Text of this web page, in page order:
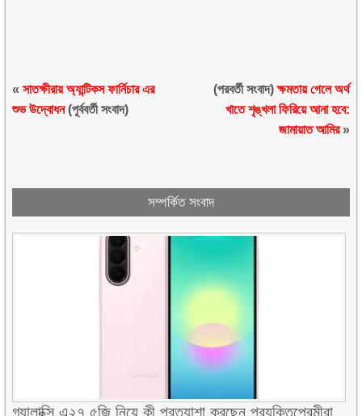
«সাতক্ষীরায় অ্যান্টিকস ফার্নিচার এর
শুভ উদ্বোধন(পূর্ববর্তী সংবাদ)
(পরবর্তী সংবাদ)ক্ষমতায় গেলে অর্থ
খাতে শৃঙ্খলা ফিরিয়ে আনা হবে:
জামায়াত আমির»
সম্পর্কিত সংবাদ
গ্যালাক্সি এ২৭ ৫জি নিয়ে কী প্রত্যাশা করছেন প্রযুক্তিপ্রেমীরা